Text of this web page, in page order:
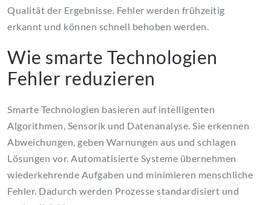
Qualität der Ergebnisse. Fehler werden frühzeitig
erkannt und können schnell behoben werden.
Wie smarte Technologien
Fehler reduzieren
Smarte Technologien basieren auf intelligenten
Algorithmen, Sensorik und Datenanalyse. Sie erkennen
Abweichungen, geben Warnungen aus und schlagen
Lösungen vor. Automatisierte Systeme übernehmen
wiederkehrende Aufgaben und minimieren menschliche
Fehler. Dadurch werden Prozesse standardisiert und